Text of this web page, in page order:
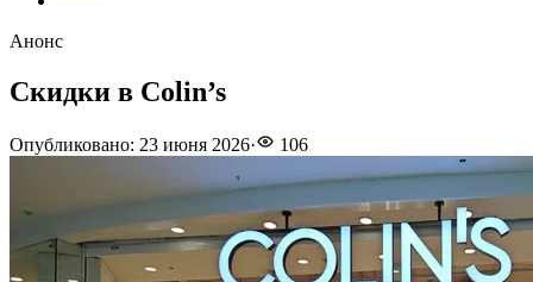
Анонс
Скидки в Colin’s
Опубликовано: 23 июня 2026· 106